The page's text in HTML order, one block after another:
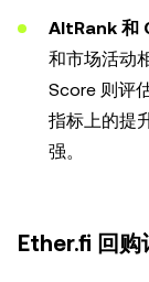
AltRank 和
和市场活动
Score 则评
指标上的提
强。
Ether.fi 回购